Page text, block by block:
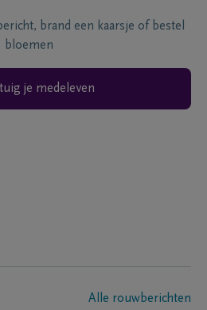
brand een kaarsje of bestel
bloemen
je medeleven
Alle rouwberichten